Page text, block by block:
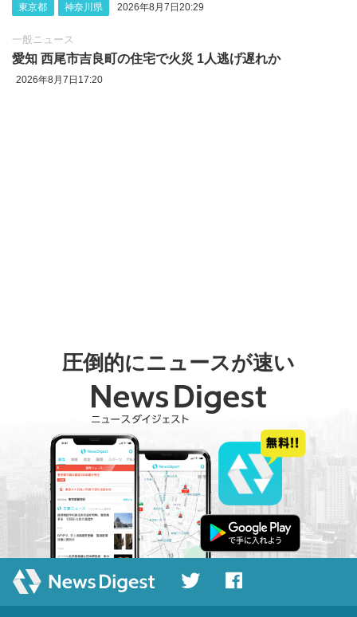
東京都 神奈川県 2026年8月7日20:29
一般ニュース
愛知 西尾市吉良町の住宅で火災 1人逃げ遅れか
2026年8月7日17:20
圧倒的にニュースが速い